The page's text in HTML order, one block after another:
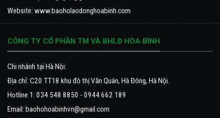
Website: www.baoholaodonghoabinh.com
CÔNG TY CỔ PHẦN TM VÀ BHLĐ HÒA BÌNH
Chi nhánh tại Hà Nội:
Địa chỉ: C20 TT18 khu đô thị Văn Quán, Hà Đông, Hà Nội.
Hotline 1: 034 548 8850 - 0944 662 189
Email: baohohoabinhvn@gmail.com